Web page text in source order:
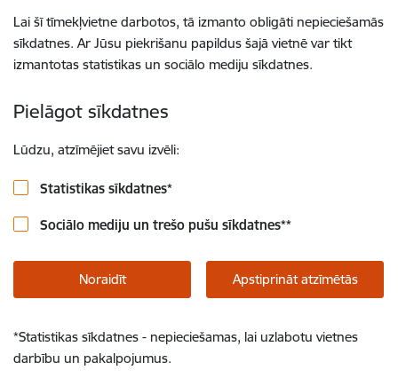
Lai šī tīmekļvietne darbotos, tā izmanto obligāti nepieciešamās
sīkdatnes. Ar Jūsu piekrišanu papildus šajā vietnē var tikt
izmantotas statistikas un sociālo mediju sīkdatnes.
Pielāgot sīkdatnes
Lūdzu, atzīmējiet savu izvēli:
Statistikas sīkdatnes*
Sociālo mediju un trešo pušu sīkdatnes**
Noraidīt Apstiprināt atzīmētās
*Statistikas sīkdatnes - nepieciešamas, lai uzlabotu vietnes
darbību un pakalpojumus.